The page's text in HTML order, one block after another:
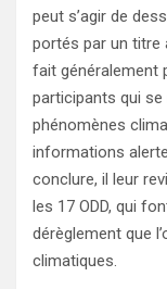
peut s’agir de
portés par un titre
fait généralement
participants qui se
phénomènes
informations
conclure, il leur
les 17 ODD, qui
dérèglement que
climatiques.